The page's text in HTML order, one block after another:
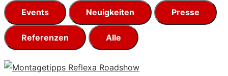
Events Neuigkeiten Presse
Referenzen Alle